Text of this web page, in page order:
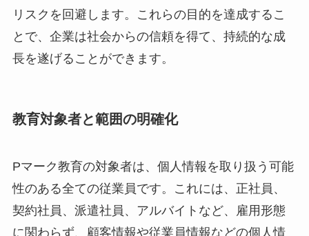
リスクを回避します。これらの目的を達成するこ
とで、企業は社会からの信頼を得て、持続的な成
長を遂げることができます。
教育対象者と範囲の明確化
Pマーク教育の対象者は、個人情報を取り扱う可能
性のある全ての従業員です。これには、正社員、
契約社員、派遣社員、アルバイトなど、雇用形態
に関わらず、顧客情報や従業員情報などの個人情